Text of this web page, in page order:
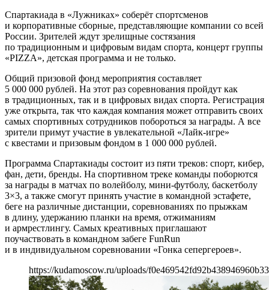
Спартакиада в «Лужниках» соберёт спортсменов
и корпоративные сборные, представляющие компании со всей
России. Зрителей ждут зрелищные состязания
по традиционным и цифровым видам спорта, концерт группы
«PIZZA», детская программа и не только.
Общий призовой фонд мероприятия составляет
5 000 000 рублей. На этот раз соревнования пройдут как
в традиционных, так и в цифровых видах спорта. Регистрация
уже открыта, так что каждая компания может отправить своих
самых спортивных сотрудников побороться за награды. А все
зрители примут участие в увлекательной «Лайк-игре»
с квестами и призовым фондом в 1 000 000 рублей.
Программа Спартакиады состоит из пяти треков: спорт, кибер,
фан, дети, бренды. На спортивном треке команды поборются
за награды в матчах по волейболу, мини-футболу, баскетболу
3×3, а также смогут принять участие в командной эстафете,
беге на различные дистанции, соревнованиях по прыжкам
в длину, удержанию планки на время, отжиманиям
и армрестлингу. Самых креативных приглашают
поучаствовать в командном забеге FunRun
и в индивидуальном соревновании «Гонка сепергероев».
https://kudamoscow.ru/uploads/